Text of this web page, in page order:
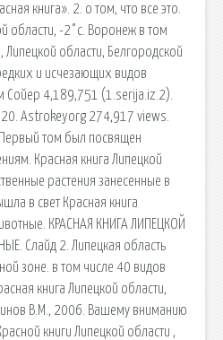
книга». 2. о том, что все это.
области, -2°c. Воронеж в том
Липецкой области, Белгородской
и исчезающих видов
Сойер 4,189,751 (1.serija.iz.2).
Astrokeyorg 274,917 views.
Первый том был посвящен
Красная книга Липецкой
растения занесенные в
в свет Красная книга
КРАСНАЯ КНИГА ЛИПЕЦКОЙ
Слайд 2. Липецкая область
зоне. в том числе 40 видов
книга Липецкой области,
В.М., 2006. Вашему вниманию
книги Липецкой области ,